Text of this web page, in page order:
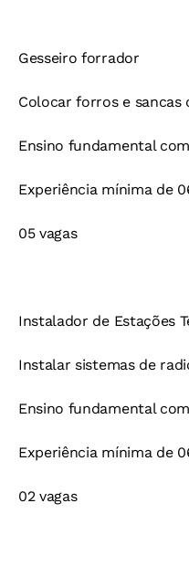
Gesseiro forrador
Colocar forros e sancas
Ensino fundamental
Experiência mínima de
05 vagas
Instalador de Estações
Instalar sistemas de
Ensino fundamental
Experiência mínima de
02 vagas